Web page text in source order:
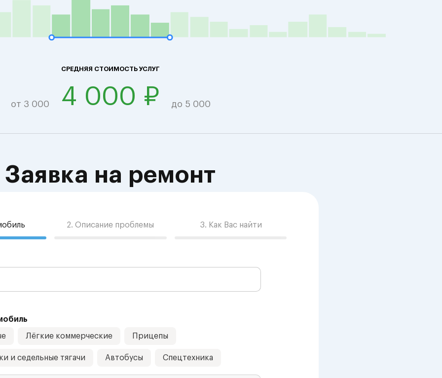
СРЕДНЯЯ СТОИМОСТЬ УСЛУГ
от 3 000 4 000 ₽ до 5 000
Заявка на ремонт
2. Описание проблемы 3. Как Вас найти
Лёгкие коммерческие Прицепы
и седельные тягачи Автобусы Спецтехника